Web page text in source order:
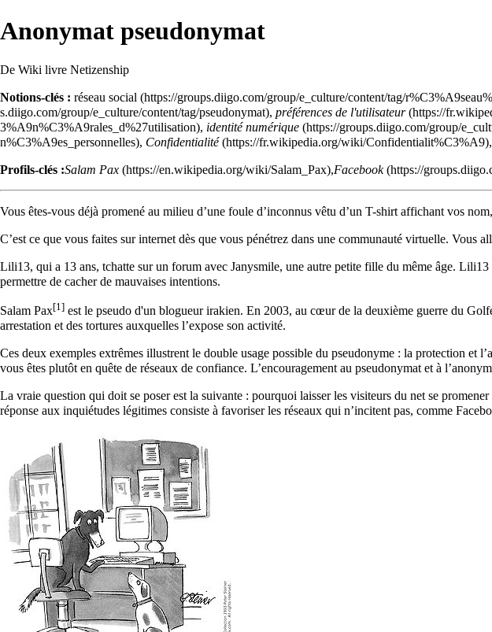
Anonymat pseudonymat
De Wiki livre Netizenship
Notions-clés : réseau social
, préférences de l'utilisateur
, identité numérique
, Confidentialité ,
Profils-clés :Salam Pax ,Facebook
Vous êtes-vous déjà promené au milieu d’une foule d’inconnus vêtu d’un T-shirt affichant vos
C’est ce que vous faites sur internet dès que vous pénétrez dans une communauté virtuelle.
Lili13, qui a 13 ans, tchatte sur un forum avec Janysmile, une autre petite fille du même âge.
permettre de cacher de mauvaises intentions.
Salam Pax[1] est le pseudo d'un blogueur irakien. En 2003, au cœur de la deuxième guerre du
arrestation et des tortures auxquelles l’expose son activité.
Ces deux exemples extrêmes illustrent le double usage possible du pseudonyme : la protection et
vous êtes plutôt en quête de réseaux de confiance. L’encouragement au pseudonymat et à
La vraie question qui doit se poser est la suivante : pourquoi laisser les visiteurs du net se
réponse aux inquiétudes légitimes consiste à favoriser les réseaux qui n’incitent pas, comme